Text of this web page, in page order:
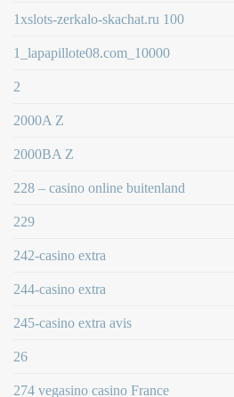
1xslots-zerkalo-skachat.ru 100
1_lapapillote08.com_10000
2
2000A Z
2000BA Z
228 – casino online buitenland
229
242-casino extra
244-casino extra
245-casino extra avis
26
274 vegasino casino France